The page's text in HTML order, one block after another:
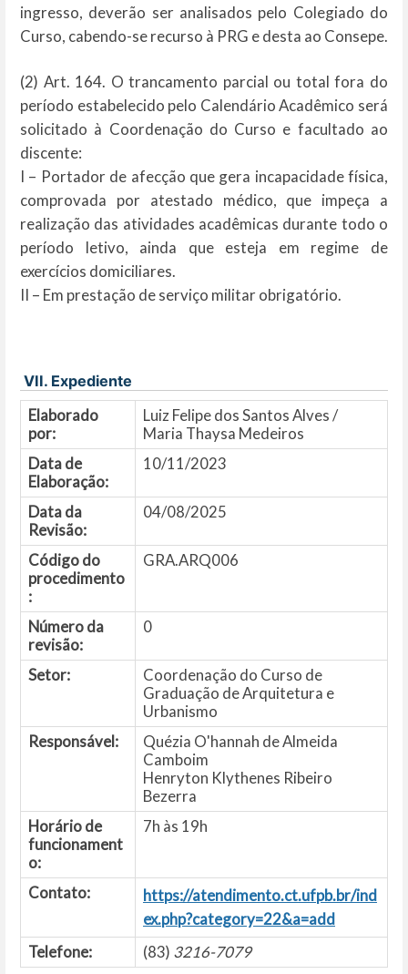
ingresso, deverão ser analisados pelo Colegiado do
Curso, cabendo-se recurso à PRG e desta ao Consepe.
(2) Art. 164. O trancamento parcial ou total fora do
período estabelecido pelo Calendário Acadêmico será
solicitado à Coordenação do Curso e facultado ao
discente:
I – Portador de afecção que gera incapacidade física,
comprovada por atestado médico, que impeça a
realização das atividades acadêmicas durante todo o
período letivo, ainda que esteja em regime de
exercícios domiciliares.
II – Em prestação de serviço militar obrigatório.
VII. Expediente
Elaborado
por:
Luiz Felipe dos Santos Alves /
Maria Thaysa Medeiros
Data de
Elaboração:
10/11/2023
Data da
Revisão:
04/08/2025
Código do
procedimento
:
GRA.ARQ006
Número da
revisão:
0
Setor:
Coordenação do Curso de
Graduação de Arquitetura e
Urbanismo
Responsável:
Quézia O'hannah de Almeida
Camboim
Henryton Klythenes Ribeiro
Bezerra
Horário de
funcionament
o:
7h às 19h
Contato:
https://atendimento.ct.ufpb.br/ind
ex.php?category=22&a=add
Telefone:
(83) 3216-7079